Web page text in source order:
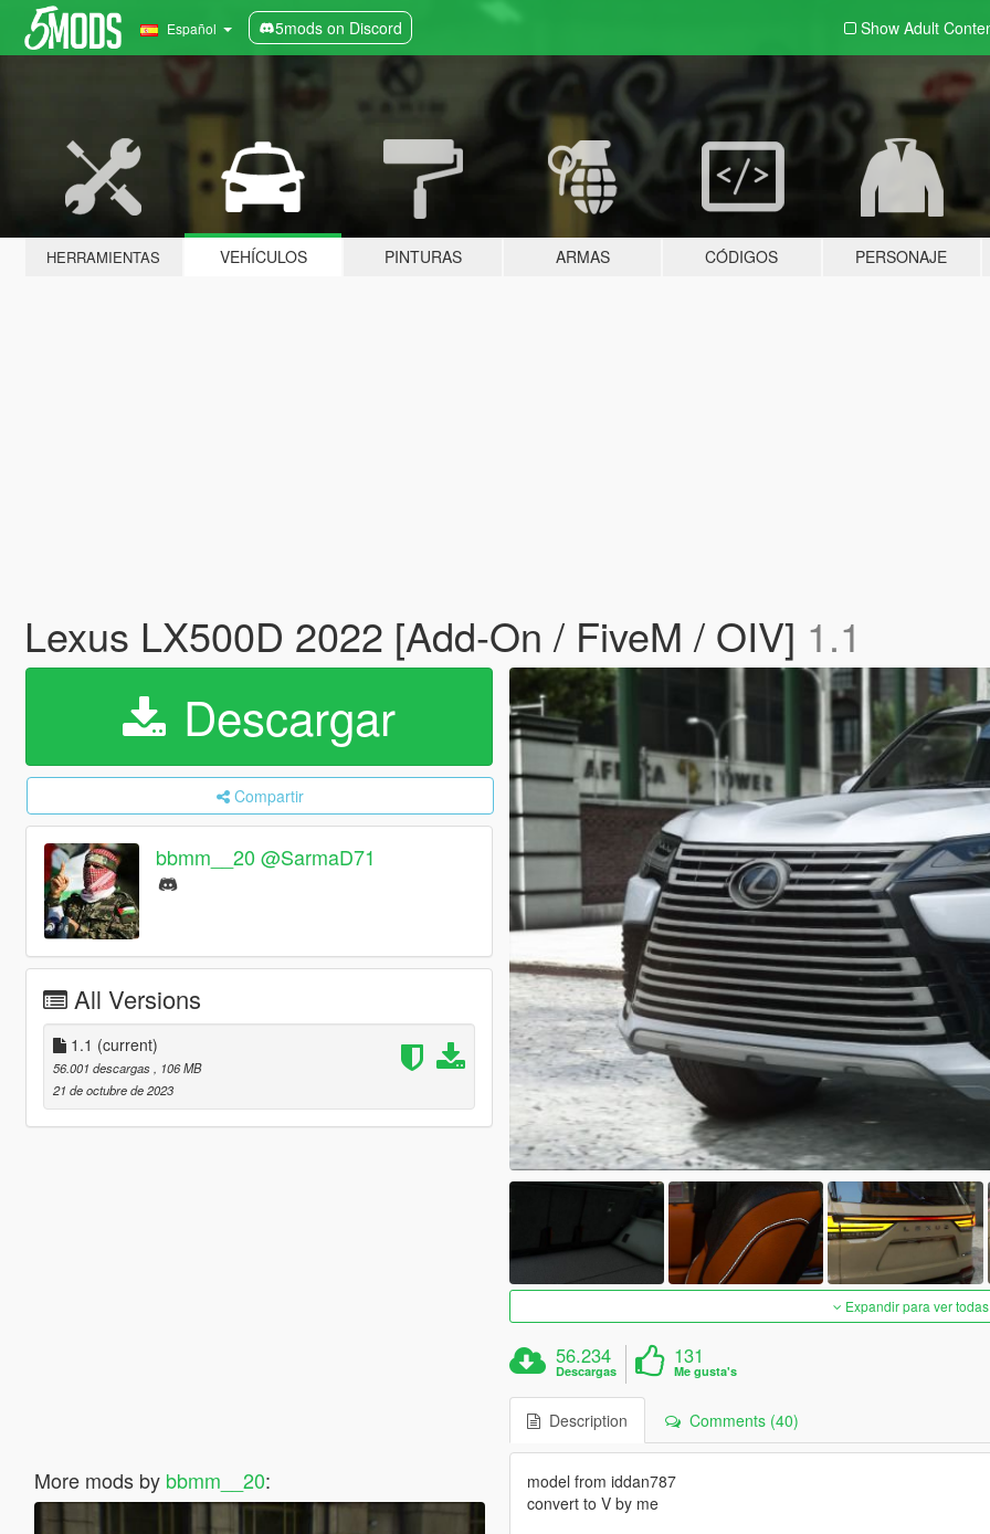
Español 5mods on Discord Show Adult
HERRAMIENTAS VEHÍCULOS PINTURAS ARMAS CÓDIGOS PERSONAJE
Lexus LX500D 2022 [Add-On / FiveM / OIV] 1.1
Descargar
Compartir
bbmm__20 @SarmaD71
All Versions
1.1 (current)
56.001 descargas
, 106 MB
21 de octubre de 2023
More mods by bbmm__20:
Expandir para ver
56.234
Descargas
131
Me gusta's
Description Comments (40)
model from iddan787
convert to V by me